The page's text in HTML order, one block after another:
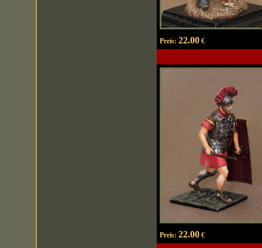
Preis: 22.00€
Preis: 22.00€